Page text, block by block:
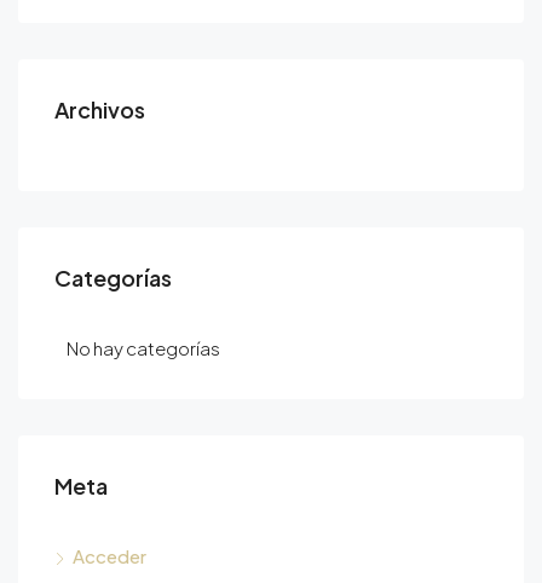
Archivos
Categorías
No hay categorías
Meta
Acceder